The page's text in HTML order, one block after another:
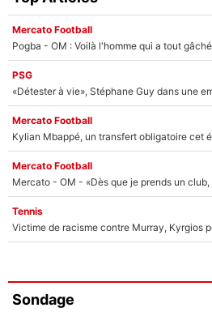
Mercato Football
Pogba - OM : Voilà l'homme qui a tout
PSG
«Détester à vie», Stéphane Guy dans une
Mercato Football
Kylian Mbappé, un transfert obligatoire cet
Mercato Football
Tennis
Sondage